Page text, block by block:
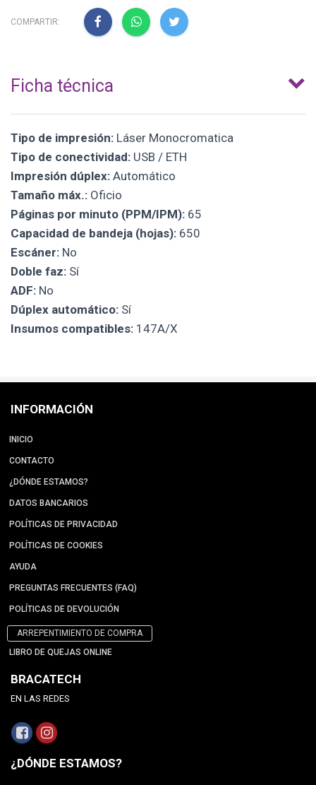
COMPARTIR:
Ficha técnica
Tipo de impresión: Láser Monocromatica
Tipo de conectividad: USB / ETH
Impresión dúplex: Automático
Tamaño máx.: Oficio
Páginas por minuto (PPM/IPM): 65
Capacidad de bandeja (hojas): 650
Escáner: No
Doble faz: Sí
ADF: No
Dúplex automático: Sí
Insumos compatibles: 147A/X
INFORMACIÓN
INICIO
CONTACTO
¿DÓNDE ESTAMOS?
DATOS BANCARIOS
POLÍTICAS DE PRIVACIDAD
POLÍTICAS DE COOKIES
AYUDA
PREGUNTAS FRECUENTES (FAQ)
POLÍTICAS DE DEVOLUCIÓN
ARREPENTIMIENTO DE COMPRA
LIBRO DE QUEJAS ONLINE
BRACATECH
EN LAS REDES
¿DÓNDE ESTAMOS?